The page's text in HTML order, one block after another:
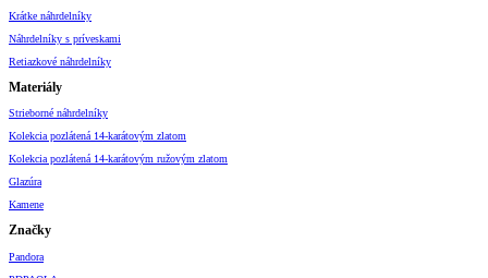
Krátke náhrdelníky
Náhrdelníky s príveskami
Retiazkové náhrdelníky
Materiály
Strieborné náhrdelníky
Kolekcia pozlátená 14-karátovým zlatom
Kolekcia pozlátená 14-karátovým ružovým zlatom
Glazúra
Kamene
Značky
Pandora